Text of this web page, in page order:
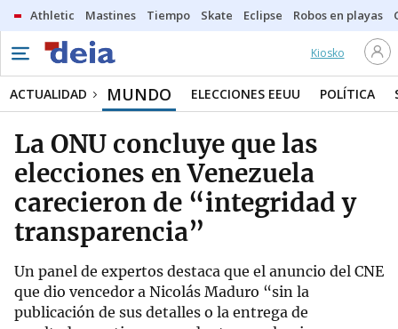
Athletic Mastines Tiempo Skate Eclipse Robos en playas
Kiosko
ACTUALIDAD MUNDO ELECCIONES EEUU POLÍTICA
La ONU concluye que las
elecciones en Venezuela
carecieron de “integridad y
transparencia”
Un panel de expertos destaca que el anuncio del CNE
que dio vencedor a Nicolás Maduro “sin la
publicación de sus detalles o la entrega de